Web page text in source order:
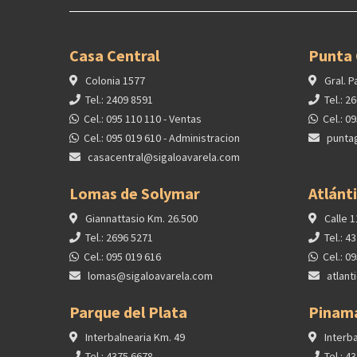
Casa Central
Colonia 1577
Tel.: 2409 8591
Cel.: 095 110 110 - Ventas
Cel.: 095 019 610 - Administracion
casacentral@sigaloavarela.com
Punta
Gral.
Tel.:
Cel.:
Lomas de Solymar
Giannattasio Km. 26.500
Tel.: 2696 5271
Cel.: 095 019 616
lomas@sigaloavarela.com
Calle
Tel.:
Cel.:
Parque del Plata
Interbalnearia Km. 49